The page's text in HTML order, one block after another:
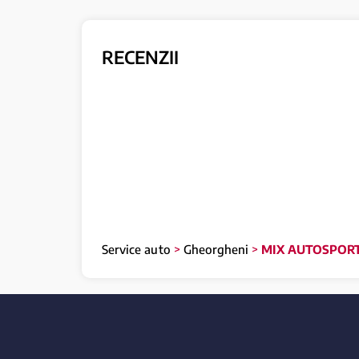
RECENZII
Service auto > Gheorgheni > MIX